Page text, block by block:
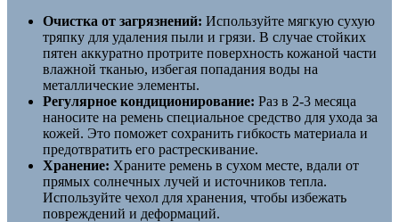
Очистка от загрязнений: Используйте мягкую сухую
тряпку для удаления пыли и грязи. В случае стойких
пятен аккуратно протрите поверхность кожаной части
влажной тканью, избегая попадания воды на
металлические элементы.
Регулярное кондиционирование: Раз в 2-3 месяца
наносите на ремень специальное средство для ухода за
кожей. Это поможет сохранить гибкость материала и
предотвратить его растрескивание.
Хранение: Храните ремень в сухом месте, вдали от
прямых солнечных лучей и источников тепла.
Используйте чехол для хранения, чтобы избежать
повреждений и деформаций.